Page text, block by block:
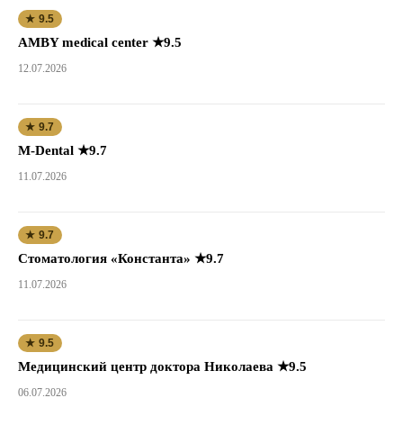
★ 9.5
AMBY medical center ★9.5
12.07.2026
★ 9.7
M-Dental ★9.7
11.07.2026
★ 9.7
Стоматология «Константа» ★9.7
11.07.2026
★ 9.5
Медицинский центр доктора Николаева ★9.5
06.07.2026